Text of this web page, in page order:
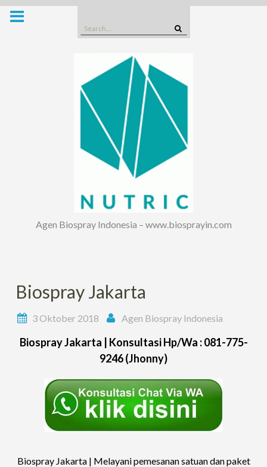
Skip
Search
for:
Agen Biospray Indonesia – www.biosprayin.com
Biospray Jakarta
3 Oktober 2018 Agen Biospray Indonesia
Biospray Jakarta | KonsultasiHp/Wa : 081-775-
9246(Jhonny)
Biospray Jakarta | Melayani pemesanan satuan dan paket